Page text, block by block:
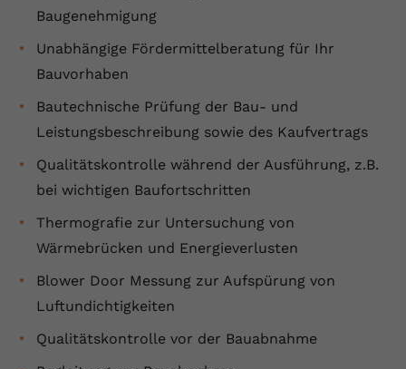
Baugenehmigung
Unabhängige Fördermittelberatung für Ihr
Bauvorhaben
Bautechnische Prüfung der Bau- und
Leistungsbeschreibung sowie des Kaufvertrags
Qualitätskontrolle während der Ausführung, z.B.
bei wichtigen Baufortschritten
Thermografie zur Untersuchung von
Wärmebrücken und Energieverlusten
Blower Door Messung zur Aufspürung von
Luftundichtigkeiten
Qualitätskontrolle vor der Bauabnahme